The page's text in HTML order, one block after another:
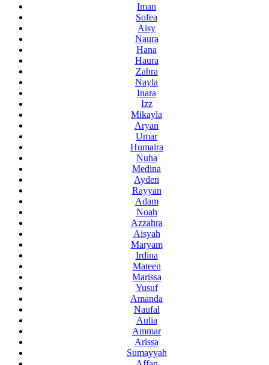
Iman
Sofea
Aisy
Naura
Hana
Haura
Zahra
Nayla
Inara
Izz
Mikayla
Aryan
Umar
Humaira
Nuha
Medina
Ayden
Rayyan
Adam
Noah
Azzahra
Aisyah
Maryam
Irdina
Mateen
Marissa
Yusuf
Amanda
Naufal
Aulia
Ammar
Arissa
Sumayyah